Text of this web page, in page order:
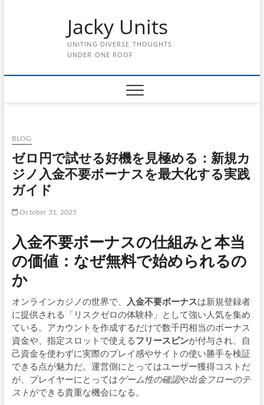
Jacky Units
UNITING DIVERSE THOUGHTS
UNDER ONE ROOF
BLOG
ゼロ円で試せる好機を見極める：新規カ
ジノ入金不要ボーナスを最大化する実践
ガイド
October 31, 2025
入金不要ボーナスの仕組みと本当
の価値：なぜ無料で始められるの
か
オンラインカジノの世界で、 入金不要ボーナスは新規登録者
に提供される「リスクゼロの体験枠」として強い人気を集め
ている。アカウントを作成するだけで数千円相当のボーナス
資金や、指定スロットで使えるフリースピンが付与され、自
己資金を使わずに実際のプレイ感やサイトの使い勝手を検証
できる点が魅力だ。運営側にとってはユーザー獲得コストだ
が、プレイヤーにとってはゲーム性の確認や出金フローのテ
スト ができる貴重な機会になる。